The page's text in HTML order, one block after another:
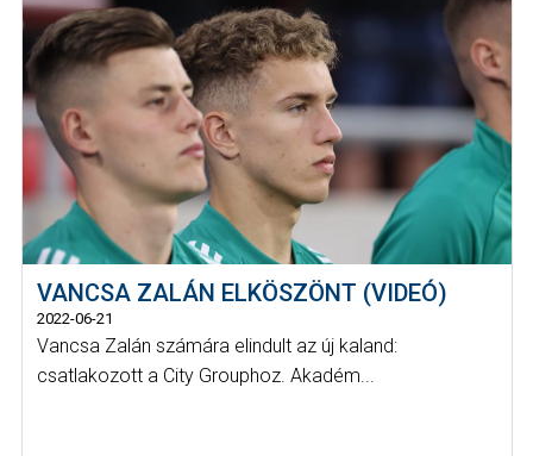
VANCSA ZALÁN ELKÖSZÖNT (VIDEÓ)
2022-06-21
Vancsa Zalán számára elindult az új kaland:
csatlakozott a City Grouphoz. Akadém...